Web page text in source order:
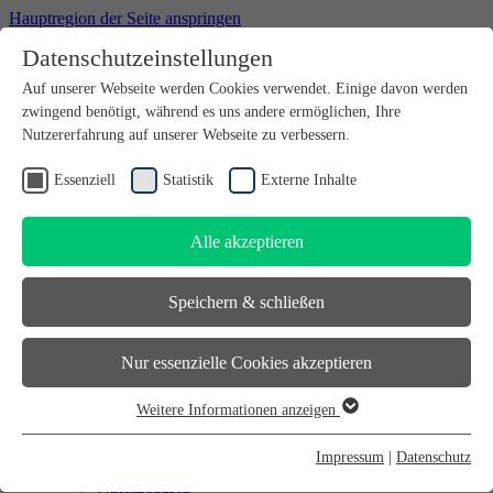
Hauptregion der Seite anspringen
Willkommen bei futureSAX - der Innovationsplattform des
Freistaates Sachsen.
Suchfeld
DE
Sächsisches Start-up-Partner-Netzwerk
Sächsisches Gründerforum
Datenschutzeinstellungen
Auf unserer Webseite werden Cookies verwendet. Einige davon werden
zwingend benötigt, während es uns andere ermöglichen, Ihre
Nutzererfahrung auf unserer Webseite zu verbessern.
Essenziell Statistik Externe Inhalte
Alle akzeptieren
Speichern & schließen
Nur essenzielle Cookies akzeptieren
Essenzielle Cookies werden für grundlegende Funktionen der
Weitere Informationen anzeigen
Impressum Datenschutz